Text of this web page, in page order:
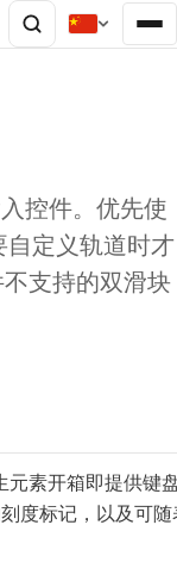
控件。优先使
自定义轨道时才
支持的双滑块
元素开箱即提供键
度标记，以及可